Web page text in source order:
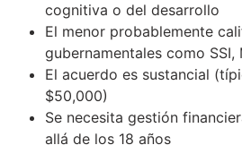
cognitiva o del desarrollo
El menor probablemente
gubernamentales como
El acuerdo es sustancial
$50,000)
Se necesita gestión
allá de los 18 años